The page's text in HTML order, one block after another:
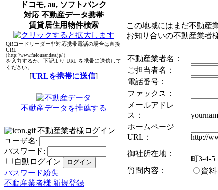
ドコモ, au, ソフトバンク
対応 不動産データ携帯
賃貸居住用物件検索
QRコードリーダー非対応携帯電話の場合は直接
URL
( http://www.fudousandata.jp/ )
を入力するか、下記より URL を携帯に送信して
ください。
[URLを携帯に送信]
不動産データを推薦する
不動産業者様ログイン
ユーザ名:
パスワード:
自動ログイン
パスワード紛失
不動産業者様 新規登録
この地域にはまだ不動産
お知り合いの不動産業者
不動産業者名：
ご担当者名：
電話番号：
ファックス：
メールアドレ
ス：
ホームページ
URL：
http://
御社所在地：
町3-4-5
質問内容：
資